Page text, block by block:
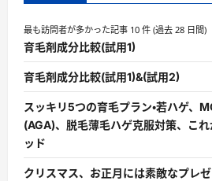
最も訪問者が多かった記事 10 件 (過去 28 日間)
育毛剤成分比較(試用1)
育毛剤成分比較(試用1)&(試用2)
スッキリ5つの育毛プラン・若ハゲ、
(AGA)、脱毛薄毛ハゲ克服対策、こ
ッド
クリスマス、お正月には素敵なプレ